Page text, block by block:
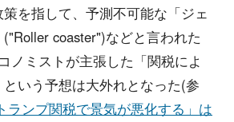
を指して、予測不可能な「ジェ
coaster")などと言われた
ノミストが主張した「関税によ
いう予想は大外れとなった(参
ランプ関税で景気が悪化する」は